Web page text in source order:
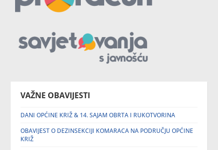
VAŽNE OBAVIJESTI
DANI OPĆINE KRIŽ & 14. SAJAM OBRTA I RUKOTVORINA
OBAVIJEST O DEZINSEKCIJI KOMARACA NA PODRUČJU OPĆINE
KRIŽ